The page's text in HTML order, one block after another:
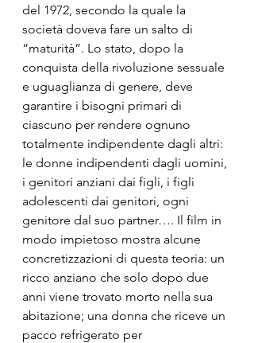
del 1972, secondo la quale la
società doveva fare un salto di
“maturità”. Lo stato, dopo la
conquista della rivoluzione sessuale
e uguaglianza di genere, deve
garantire i bisogni primari di
ciascuno per rendere ognuno
totalmente indipendente dagli altri:
le donne indipendenti dagli uomini,
i genitori anziani dai figli, i figli
adolescenti dai genitori, ogni
genitore dal suo partner…. Il film in
modo impietoso mostra alcune
concretizzazioni di questa teoria: un
ricco anziano che solo dopo due
anni viene trovato morto nella sua
abitazione; una donna che riceve un
pacco refrigerato per